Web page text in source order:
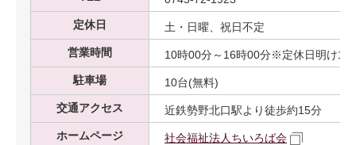
定休日
土・日曜、祝日不定
営業時間
10時00分～16時00分※定休日明け12
駐車場
10台(無料)
交通アクセス
近鉄勢野北口駅より徒歩約15分
ホームページ
社会福祉法人ちいろば会